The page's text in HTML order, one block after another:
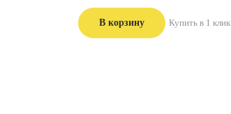
В корзину Купить в 1 клик